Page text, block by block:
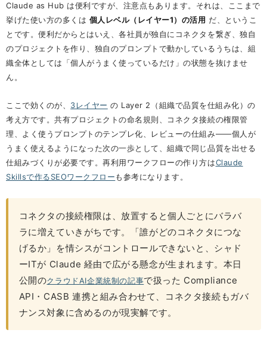
Claude as Hub は便利ですが、注意点もあります。それは、ここまで
挙げた使い方の多くは 個人レベル（レイヤー1）の活用 だ、というこ
とです。便利だからとはいえ、各社員が独自にコネクタを繋ぎ、独自
のプロジェクトを作り、独自のプロンプトで動かしているうちは、組
織全体としては「個人がうまく使っているだけ」の状態を抜けませ
ん。
ここで効くのが、 3レイヤー の Layer 2（組織で品質を仕組み化）の
考え方です。共有プロジェクトの命名規則、コネクタ接続の権限管
理、よく使うプロンプトのテンプレ化、レビューの仕組み——個人が
うまく使えるようになった次の一歩として、組織で同じ品質を出せる
仕組みづくりが必要です。再利用ワークフローの作り方はClaude
Skillsで作るSEOワークフローも参考になります。
コネクタの接続権限は、放置すると個人ごとにバラバ
ラに増えていきがちです。「誰がどのコネクタにつな
げるか」を情シスがコントロールできないと、シャド
ーITが Claude 経由で広がる懸念が生まれます。本日
公開のクラウドAI企業統制の記事で扱った Compliance
API・CASB 連携と組み合わせて、コネクタ接続もガバ
ナンス対象に含めるのが現実解です。